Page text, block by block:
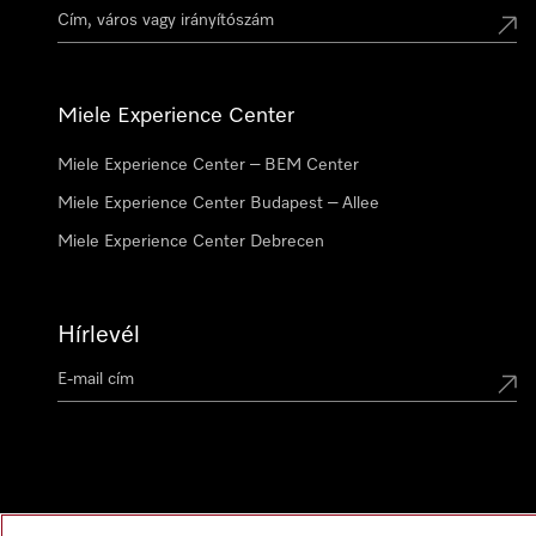
Miele Experience Center
Miele Experience Center – BEM Center
Miele Experience Center Budapest – Allee
Miele Experience Center Debrecen
Hírlevél